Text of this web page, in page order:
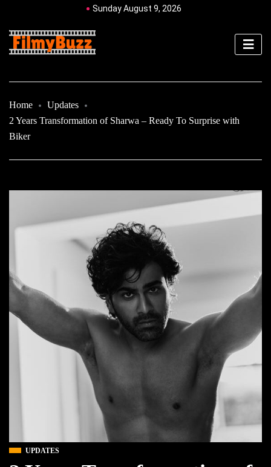
Sunday August 9, 2026
Home
Updates
2 Years Transformation of Sharwa – Ready To Surprise with
Biker
UPDATES